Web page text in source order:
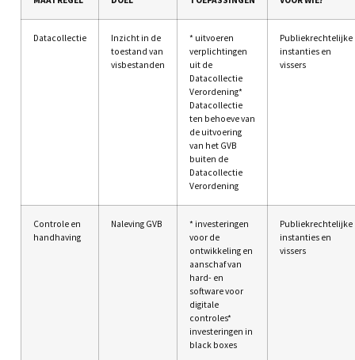
Datacollectie
Inzicht in de
toestand van
visbestanden
* uitvoeren
verplichtingen
uit de
Datacollectie
Verordening*
Datacollectie
ten behoeve van
de uitvoering
van het GVB
buiten de
Datacollectie
Verordening
Publiekrechtelijke
instanties en
vissers
Controle en
handhaving
Naleving GVB
* investeringen
voor de
ontwikkeling en
aanschaf van
hard- en
software voor
digitale
controles*
investeringen in
black boxes
Publiekrechtelijke
instanties en
vissers